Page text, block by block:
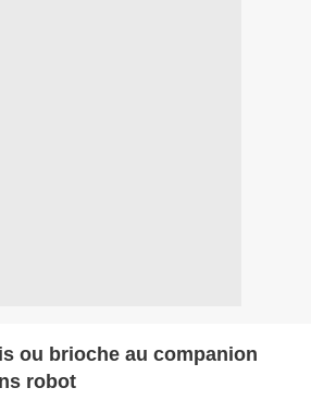
ou brioche au companion
robot